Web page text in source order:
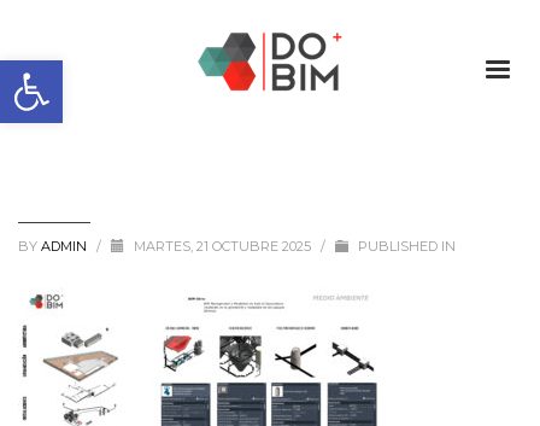
Abrir barra de herramientas
BY ADMIN / MARTES, 21 OCTUBRE 2025 / PUBLISHED IN